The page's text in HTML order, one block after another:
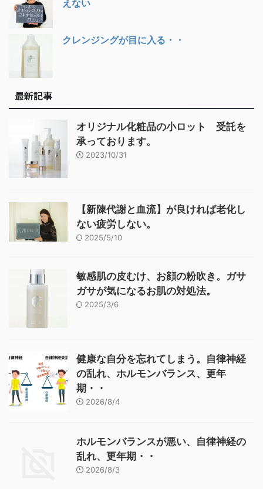
えない
クレンジングが目に入る・・
最新記事
オリジナル化粧品の小ロット 受託を
承っております。
2023/10/31
【新陳代謝と血流】が良ければ老化し
ない疲労しない。
2025/5/10
敏感肌の皮むけ、お顔の粉吹き。ガサ
ガサが気になるお肌の対処法。
2025/3/6
健康な自分を忘れてしまう。自律神経
の乱れ、ホルモンバランス、更年
期・・
2026/8/4
ホルモンバランスが悪い、自律神経の
乱れ、更年期・・
2026/8/3